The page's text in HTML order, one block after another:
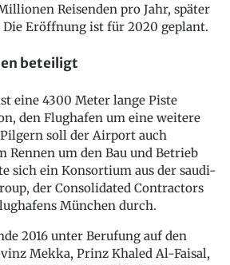
Reisenden pro Jahr, später
Eröffnung ist für 2020 geplant.
beteiligt
eine 4300 Meter lange Piste
den Flughafen um eine weitere
Pilgern soll der Airport auch
Rennen um den Bau und Betrieb
sich ein Konsortium aus der saudi-
der Consolidated Contractors
München durch.
2016 unter Berufung auf den
Mekka, Prinz Khaled Al-Faisal,